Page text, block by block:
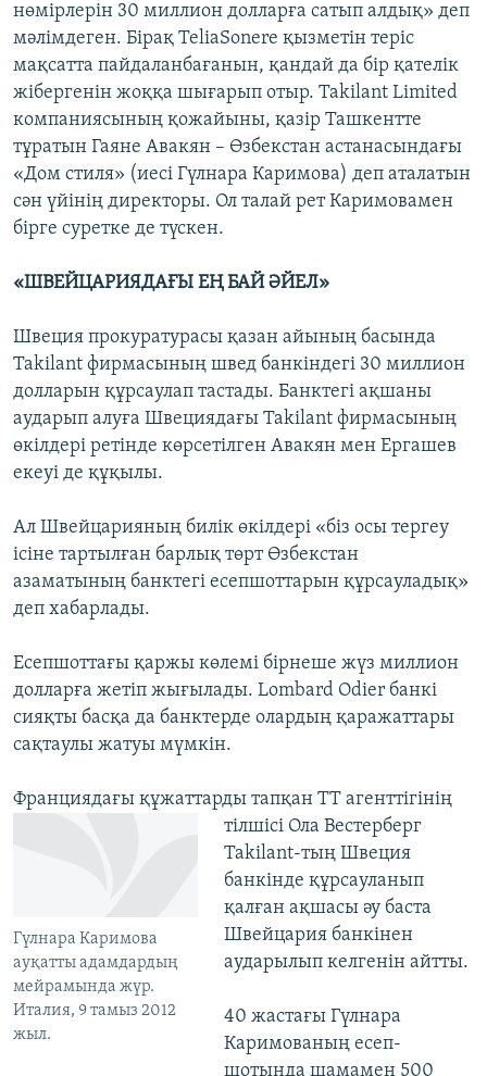
нөмірлерін 30 миллион долларға сатып алдық» деп
мәлімдеген. Бірақ TeliaSonere қызметін теріс
мақсатта пайдаланбағанын, қандай да бір қателік
жібергенін жоққа шығарып отыр. Takilant Limited
компаниясының қожайыны, қазір Ташкентте
тұратын Гаяне Авакян – Өзбекстан астанасындағы
«Дом стиля» (иесі Гүлнара Каримова) деп аталатын
сән үйінің директоры. Ол талай рет Каримовамен
бірге суретке де түскен.
«ШВЕЙЦАРИЯДАҒЫ ЕҢ БАЙ ӘЙЕЛ»
Швеция прокуратурасы қазан айының басында
Takilant фирмасының швед банкіндегі 30 миллион
долларын құрсаулап тастады. Банктегі ақшаны
аударып алуға Швециядағы Takilant фирмасының
өкілдері ретінде көрсетілген Авакян мен Ергашев
екеуі де құқылы.
Ал Швейцарияның билік өкілдері «біз осы тергеу
ісіне тартылған барлық төрт Өзбекстан
азаматының банктегі есепшоттарын құрсауладық»
деп хабарлады.
Есепшоттағы қаржы көлемі бірнеше жүз миллион
долларға жетіп жығылады. Lombard Odier банкі
сияқты басқа да банктерде олардың қаражаттары
сақтаулы жатуы мүмкін.
Франциядағы құжаттарды тапқан ТТ агенттігінің
тілшісі Ола Вестерберг
Гүлнара Каримова
ауқатты адамдардың
мейрамында жүр.
Италия, 9 тамыз 2012
жыл.
Takilant-тың Швеция
банкінде құрсауланып
қалған ақшасы әу баста
Швейцария банкінен
аударылып келгенін айтты.
40 жастағы Гүлнара
Каримованың есеп-
шотында шамамен 500